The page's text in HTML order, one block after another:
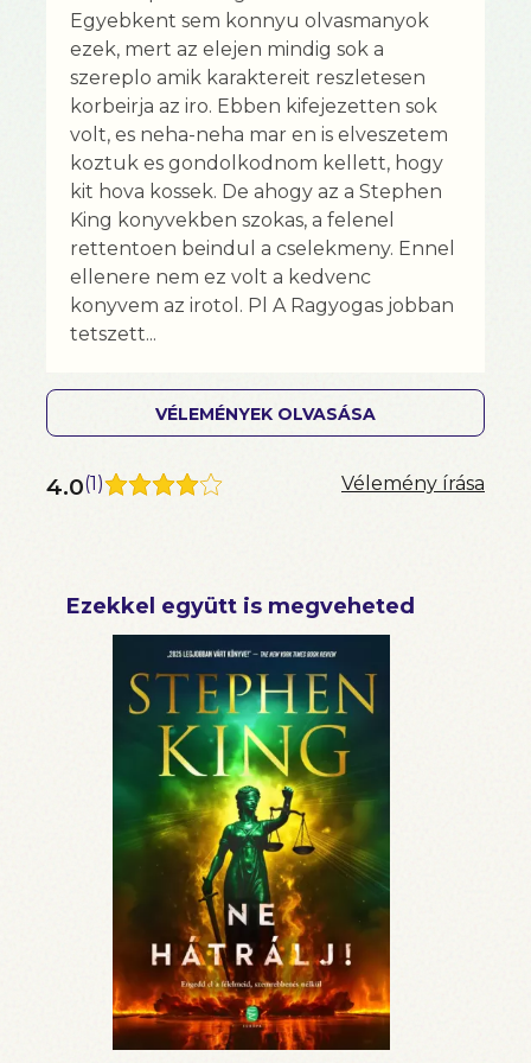
Egyebkent sem konnyu olvasmanyok
ezek, mert az elejen mindig sok a
szereplo amik karaktereit reszletesen
korbeirja az iro. Ebben kifejezetten sok
volt, es neha-neha mar en is elveszetem
koztuk es gondolkodnom kellett, hogy
kit hova kossek. De ahogy az a Stephen
King konyvekben szokas, a felenel
rettentoen beindul a cselekmeny. Ennel
ellenere nem ez volt a kedvenc
konyvem az irotol. Pl A Ragyogas jobban
tetszett...
VÉLEMÉNYEK OLVASÁSA
4.0(1 ) Vélemény írása
Ezekkel együtt is megveheted